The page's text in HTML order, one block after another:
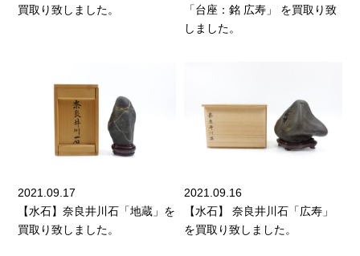
買取り致しました。
「台座：銘 広寿」 を買取り致
しました。
2021.09.17
【水石】奈良井川石「地蔵」を
買取り致しました。
2021.09.16
【水石】 奈良井川石「広寿」
を買取り致しました。